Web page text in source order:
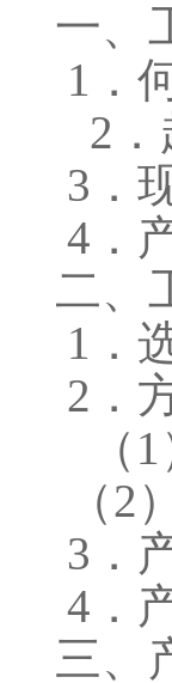
一、
1．
2
3．
4．
二、
1．
2．
（
（2
3．
4．
三、